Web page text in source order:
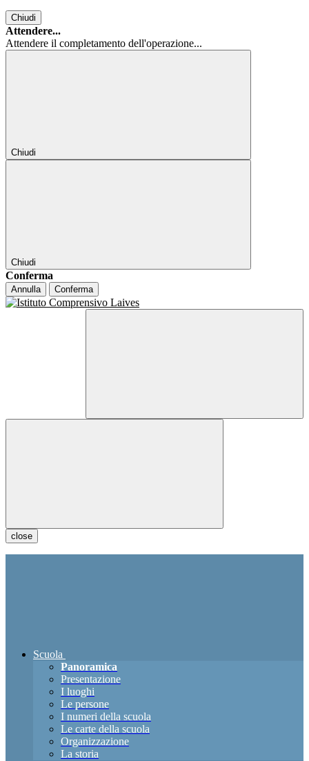
Chiudi
Attendere...
Attendere il completamento dell'operazione...
Chiudi
Chiudi
Conferma
Annulla Conferma
close
Scuola
Panoramica
Presentazione
I luoghi
Le persone
I numeri della scuola
Le carte della scuola
Organizzazione
La storia